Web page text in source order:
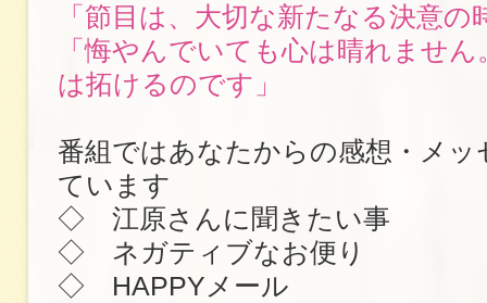
「節目は、大切な新たなる決意の
「悔やんでいても心は晴れませ
は拓けるのです」
番組ではあなたからの感想・メッ
ています
◇ 江原さんに聞きたい事
◇ ネガティブなお便り
◇ HAPPYメール